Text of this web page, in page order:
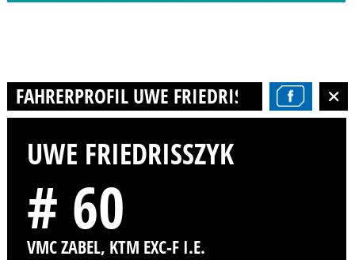
FAHRERPROFIL UWE FRIEDRISSZYK
UWE FRIEDRISSZYK
# 60
VMC ZABEL, KTM EXC-F I.E.